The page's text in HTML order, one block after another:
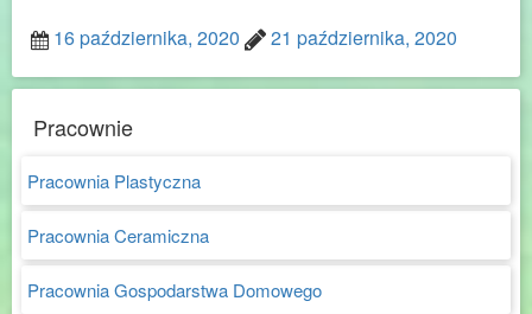
16 października, 2020
21 października, 2020
Pracownie
Pracownia Plastyczna
Pracownia Ceramiczna
Pracownia Gospodarstwa Domowego